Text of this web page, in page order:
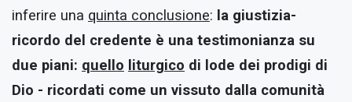
inferire una quinta conclusione: la giustizia-
ricordo del credente è una testimonianza su
due piani: quello liturgico di lode dei prodigi di
Dio - ricordati come un vissuto dalla comunità